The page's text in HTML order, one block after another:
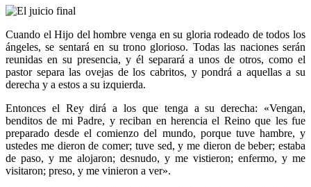
Cuando el Hijo del hombre venga en su gloria rodeado de todos los
ángeles, se sentará en su trono glorioso. Todas las naciones serán
reunidas en su presencia, y él separará a unos de otros, como el
pastor separa las ovejas de los cabritos, y pondrá a aquellas a su
derecha y a estos a su izquierda.
Entonces el Rey dirá a los que tenga a su derecha: «Vengan,
benditos de mi Padre, y reciban en herencia el Reino que les fue
preparado desde el comienzo del mundo, porque tuve hambre, y
ustedes me dieron de comer; tuve sed, y me dieron de beber; estaba
de paso, y me alojaron; desnudo, y me vistieron; enfermo, y me
visitaron; preso, y me vinieron a ver».